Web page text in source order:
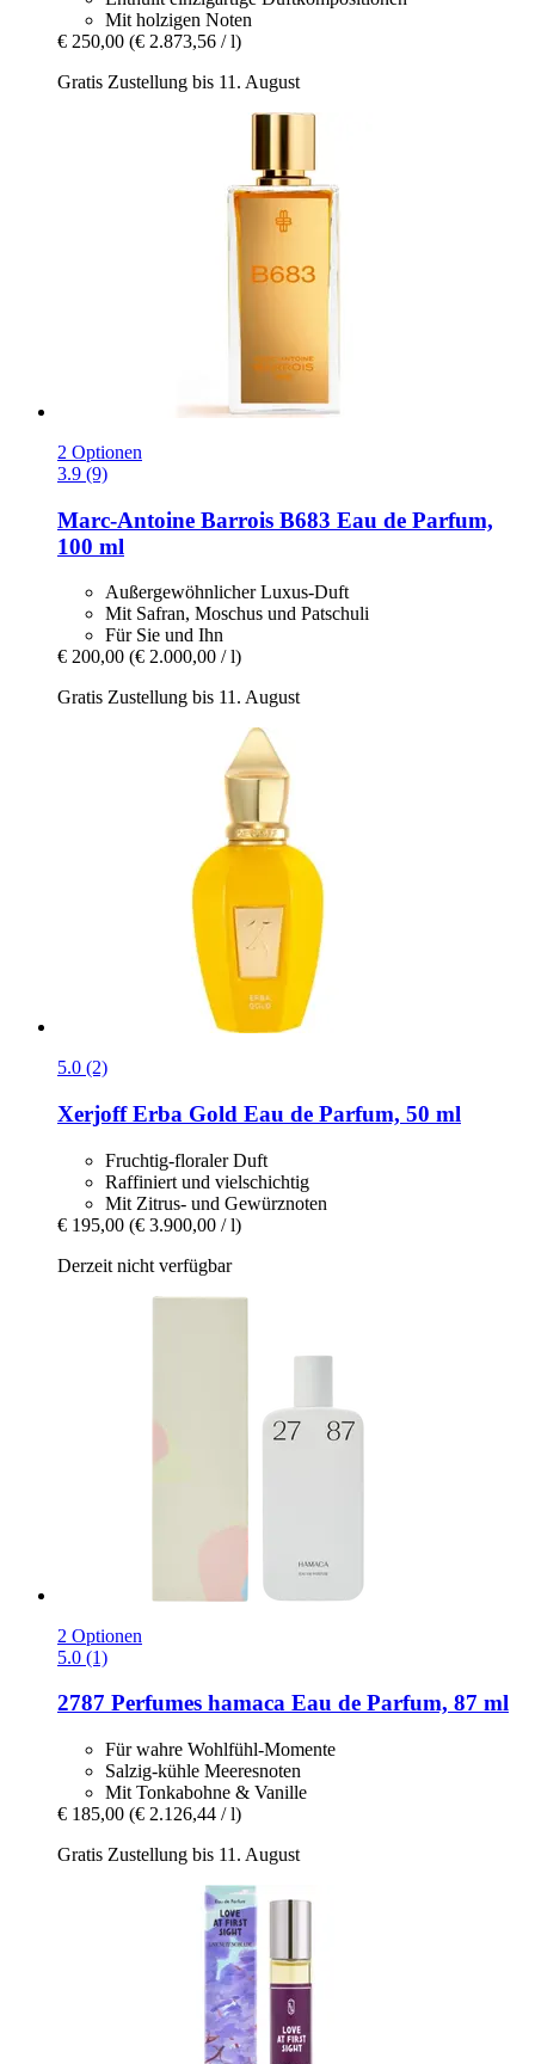
Mit holzigen Noten
€ 250,00 (€ 2.873,56 / l)
Gratis Zustellung bis 11. August
2 Optionen
3.9 (9)
Marc-Antoine Barrois B683 Eau de Parfum,
100 ml
Außergewöhnlicher Luxus-Duft
Mit Safran, Moschus und Patschuli
Für Sie und Ihn
€ 200,00 (€ 2.000,00 / l)
Gratis Zustellung bis 11. August
5.0 (2)
XerjoffErba Gold Eau de Parfum, 50 ml
Fruchtig-floraler Duft
Raffiniert und vielschichtig
Mit Zitrus- und Gewürznoten
€ 195,00 (€ 3.900,00 / l)
Derzeit nicht verfügbar
2 Optionen
5.0 (1)
2787 Perfumes hamaca Eau de Parfum, 87 ml
Für wahre Wohlfühl-Momente
Salzig-kühle Meeresnoten
Mit Tonkabohne & Vanille
€ 185,00 (€ 2.126,44 / l)
Gratis Zustellung bis 11. August